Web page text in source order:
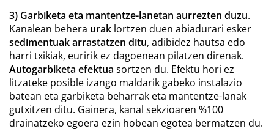
3) Garbiketa eta mantentze-lanetan aurrezten duzu.
Kanalean behera urak lortzen duen abiadurari esker
sedimentuak arrastatzen ditu, adibidez hautsa edo
harri txikiak, euririk ez dagoenean pilatzen direnak.
Autogarbiketa efektua sortzen du. Efektu hori ez
litzateke posible izango maldarik gabeko instalazio
batean eta garbiketa beharrak eta mantentze-lanak
gutxitzen ditu. Gainera, kanal sekzioaren %100
drainatzeko egoera ezin hobean egotea bermatzen du.